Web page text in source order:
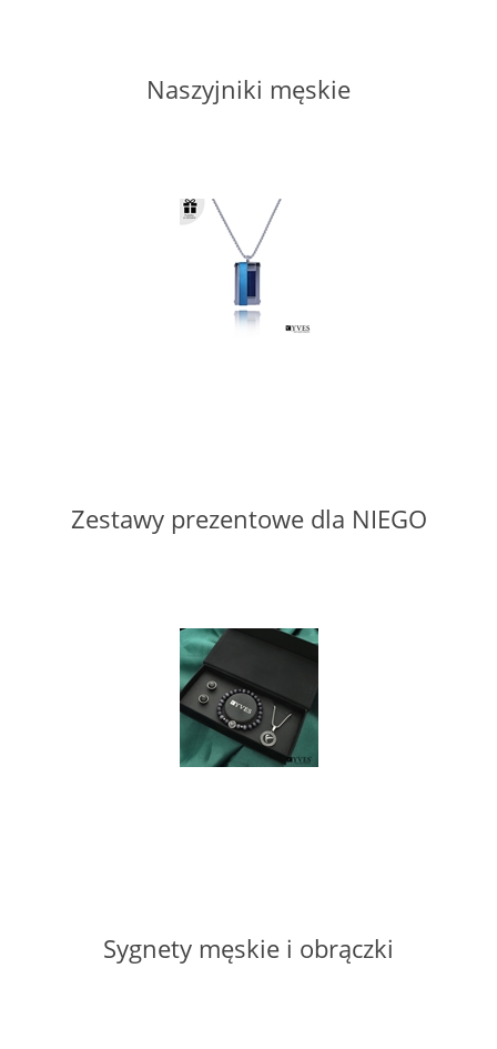
Naszyjniki męskie
Zestawy prezentowe dla NIEGO
Sygnety męskie i obrączki